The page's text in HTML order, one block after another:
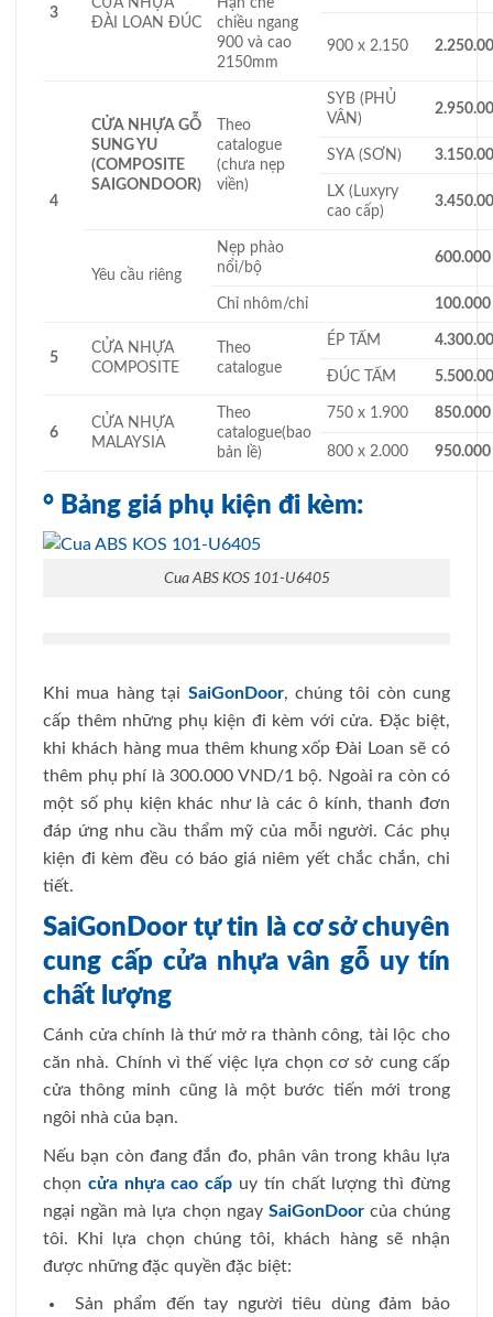
3
ĐÀI LOAN ĐÚC
chiều ngang
900 và cao
2150mm
900 x 2.150
4
CỬA NHỰA GỖ
SUNG YU
(COMPOSITE
SAIGONDOOR)
Theo
catalogue
(chưa nẹp
viền)
SYB (PHỦ
VÂN)
SYA (SƠN)
LX (Luxyry
cao cấp)
Yêu cầu riêng
Nẹp phào
nổi/bộ
600.000
Chỉ nhôm/chỉ 100.000
5
CỬA NHỰA
COMPOSITE
Theo
catalogue
ÉP TẤM
ĐÚC TẤM
6
CỬA NHỰA
MALAYSIA
Theo
catalogue(bao
bản lề)
750 x 1.900 850.000
800 x 2.000 950.000
° Bảng giá phụ kiện đi kèm:
Cua ABS KOS 101-U6405
Khi mua hàng tại SaiGonDoor, chúng tôi còn cung
cấp thêm những phụ kiện đi kèm với cửa. Đặc biệt,
khi khách hàng mua thêm khung xốp Đài Loan sẽ có
thêm phụ phí là 300.000 VND/1 bộ. Ngoài ra còn có
một số phụ kiện khác như là các ô kính, thanh đơn
đáp ứng nhu cầu thẩm mỹ của mỗi người. Các phụ
kiện đi kèm đều có báo giá niêm yết chắc chắn, chi
tiết.
SaiGonDoor tự tin là cơ sở chuyên
cung cấp cửa nhựa vân gỗ uy tín
chất lượng
Cánh cửa chính là thứ mở ra thành công, tài lộc cho
căn nhà. Chính vì thế việc lựa chọn cơ sở cung cấp
cửa thông minh cũng là một bước tiến mới trong
ngôi nhà của bạn.
Nếu bạn còn đang đắn đo, phân vân trong khâu lựa
chọn cửa nhựa cao cấp uy tín chất lượng thì đừng
ngại ngần mà lựa chọn ngay SaiGonDoor của chúng
tôi. Khi lựa chọn chúng tôi, khách hàng sẽ nhận
được những đặc quyền đặc biệt:
Sản phẩm đến tay người tiêu dùng đảm bảo